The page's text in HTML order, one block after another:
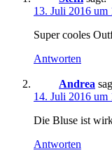
13. Juli 2016 um
Super cooles
Antworten
Andrea
14. Juli 2016 um
Die Bluse ist
Antworten